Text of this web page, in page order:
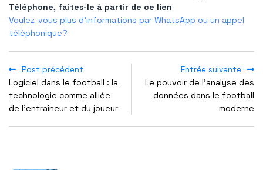
Téléphone, faites-le à partir de ce lien
Voulez-vous plus d'informations par WhatsApp ou un appel
téléphonique?
Post précédent
Logiciel dans le football : la
technologie comme alliée
de l'entraîneur et du joueur
Entrée suivante
Le pouvoir de l’analyse des
données dans le football
moderne